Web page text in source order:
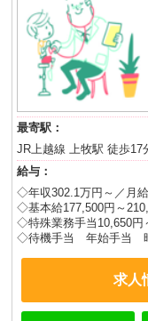
最寄駅：
JR上越線 上牧駅 徒歩17
給与：
◇年収302.1万円～／月
◇基本給177,500円～
◇特殊業務手当10,650円
◇待機手当 年始手当
求人